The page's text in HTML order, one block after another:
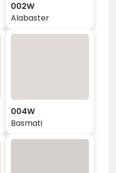
002W
Alabaster
004W
Basmati